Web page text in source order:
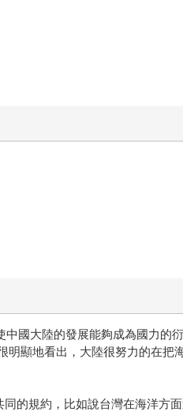
國大陸的發展能夠成為國力的
明顯地看出，大陸很努力的在把
的規約，比如說台灣在海洋方